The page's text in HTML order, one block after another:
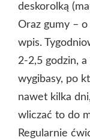
deskorolką
Oraz gumy –
wpis.
2-2,5 godzin,
wygibasy, po
nawet kilka
wliczać to do
Regularnie